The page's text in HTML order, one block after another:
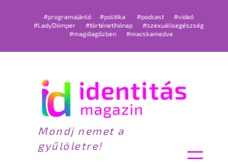
#programajánló #politika #podcast
#videó
#LadyDömper
#történetihónap
#szexuálisegészség
#magdiagőzben
#macskamedve
Mondj nemet a
gyűlöletre!